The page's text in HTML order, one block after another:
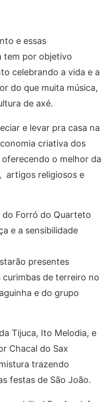
e essas
tem por objetivo
celebrando a vida e a
do que muita música,
de axé.
e levar pra casa na
criativa dos
o melhor da
artigos religiosos e
Forró do Quarteto
e a sensibilidade
presentes
curimbas de terreiro no
e do grupo
Tijuca, Ito Melodia, e
Chacal do Sax
trazendo
festas de São João.